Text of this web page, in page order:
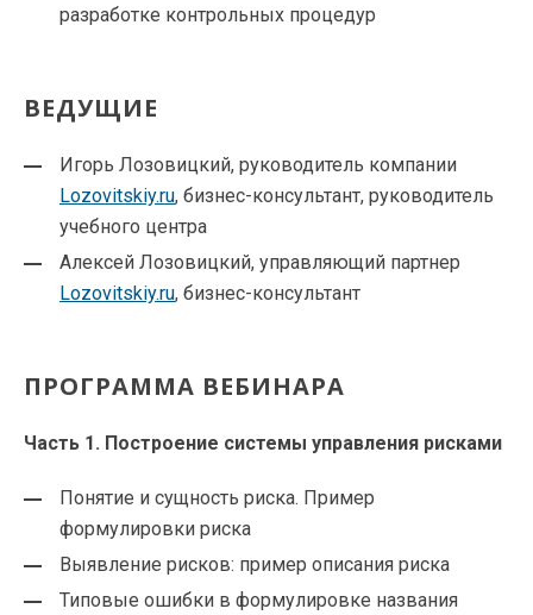
разработке контрольных процедур
ВЕДУЩИЕ
Игорь Лозовицкий, руководитель компании
Lozovitskiy.ru, бизнес-консультант, руководитель
учебного центра
Алексей Лозовицкий, управляющий партнер
Lozovitskiy.ru, бизнес-консультант
ПРОГРАММА ВЕБИНАРА
Часть 1. Построение системы управления рисками
Понятие и сущность риска. Пример
формулировки риска
Выявление рисков: пример описания риска
Типовые ошибки в формулировке названия